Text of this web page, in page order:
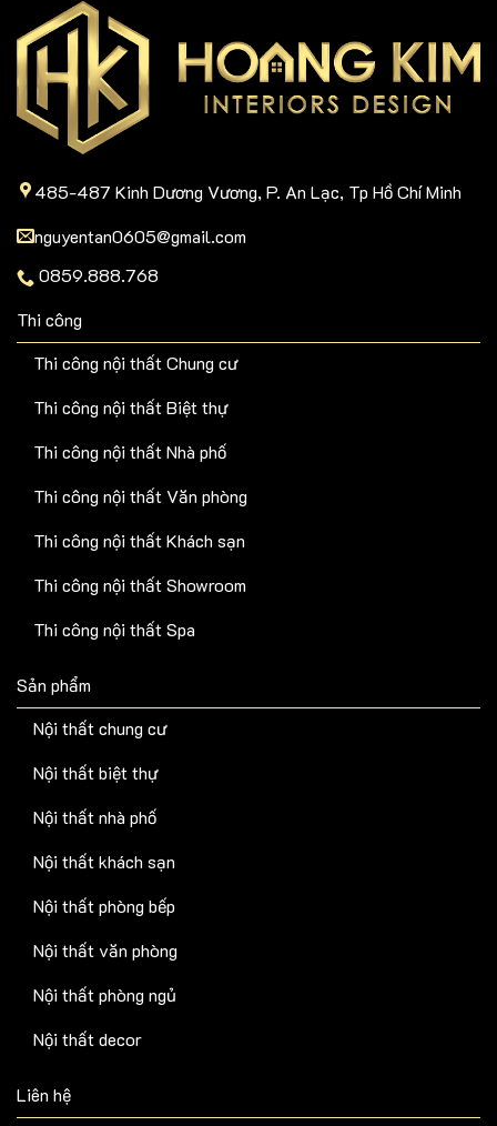
485-487 Kinh Dương Vương, P. An Lạc, Tp Hồ Chí Minh
nguyentan0605@gmail.com
0859.888.768
Thi công
Thi công nội thất Chung cư
Thi công nội thất Biệt thự
Thi công nội thất Nhà phố
Thi công nội thất Văn phòng
Thi công nội thất Khách sạn
Thi công nội thất Showroom
Thi công nội thất Spa
Sản phẩm
Nội thất chung cư
Nội thất biệt thự
Nội thất nhà phố
Nội thất khách sạn
Nội thất phòng bếp
Nội thất văn phòng
Nội thất phòng ngủ
Nội thất decor
Liên hệ